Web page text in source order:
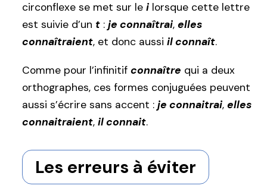
circonflexe se met sur le i lorsque cette lettre
est suivie d’un t : je connaîtrai, elles
connaîtraient, et donc aussi il connaît.
Comme pour l’infinitif connaître qui a deux
orthographes, ces formes conjuguées peuvent
aussi s’écrire sans accent : je connaitrai, elles
connaitraient, il connait.
Les erreurs à éviter